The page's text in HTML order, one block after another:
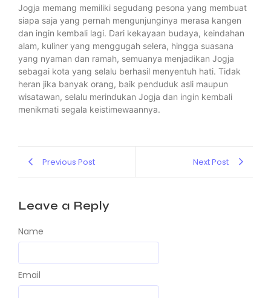
Jogja memang memiliki segudang pesona yang membuat
siapa saja yang pernah mengunjunginya merasa kangen
dan ingin kembali lagi. Dari kekayaan budaya, keindahan
alam, kuliner yang menggugah selera, hingga suasana
yang nyaman dan ramah, semuanya menjadikan Jogja
sebagai kota yang selalu berhasil menyentuh hati. Tidak
heran jika banyak orang, baik penduduk asli maupun
wisatawan, selalu merindukan Jogja dan ingin kembali
menikmati segala keistimewaannya.
Previous Post Next Post
Leave a Reply
Name
Email